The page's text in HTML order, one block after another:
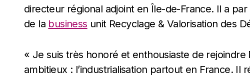
directeur régional adjoint en Île-de-France. Il a
de la business unit Recyclage & Valorisation des
« Je suis très honoré et enthousiaste de
ambitieux : l’industrialisation partout en France.